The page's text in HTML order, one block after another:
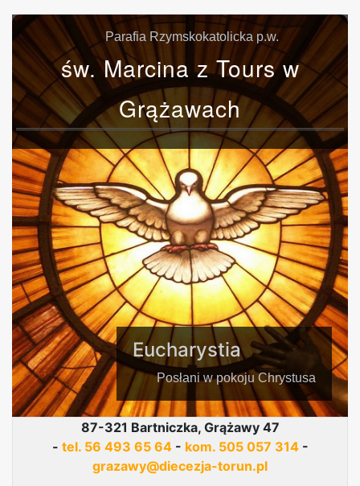
Eucharystia
Posłani w pokoju Chrystusa
Parafia Rzymskokatolicka p.w.
św. Marcina z Tours w
Grążawach
87-321 Bartniczka, Grążawy 47
- tel. 56 493 65 64- kom. 505 057 314-
grazawy@diecezja-torun.pl